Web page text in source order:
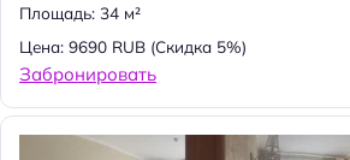
Площадь: 34 м²
Цена: 9690 RUB (Скидка 5%)
Забронировать